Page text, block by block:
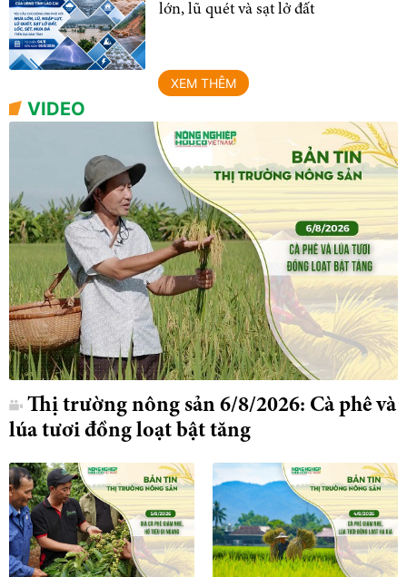
lớn, lũ quét và sạt lở đất
XEM THÊM
VIDEO
Thị trường nông sản 6/8/2026: Cà phê và
lúa tươi đồng loạt bật tăng